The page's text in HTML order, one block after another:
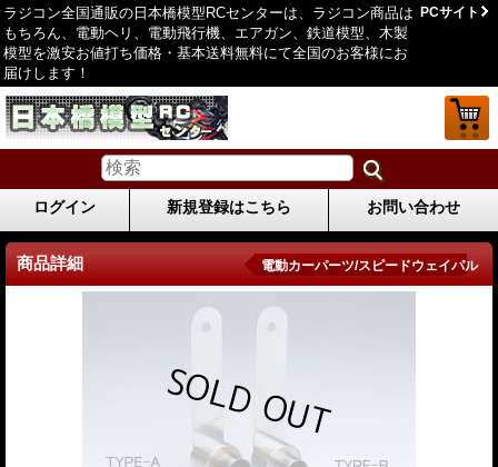
ラジコン全国通販の日本橋模型RCセンターは、ラジコン商品は
もちろん、電動ヘリ、電動飛行機、エアガン、鉄道模型、木製
模型を激安お値打ち価格・基本送料無料にて全国のお客様にお
届けします！
PCサイト
ログイン 新規登録はこちら お問い合わせ
商品詳細 電動カーパーツ/スピードウェイパル